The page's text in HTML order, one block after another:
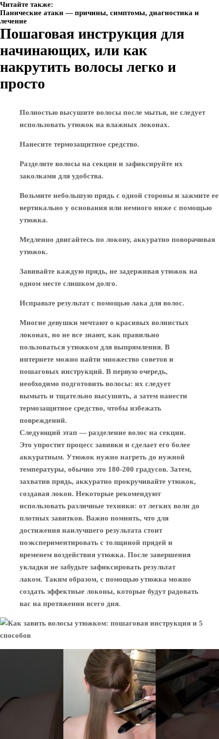
Читайте также:
Панические атаки — причины, симптомы, диагностика и
лечение
Пошаговая инструкция для
начинающих, или как
накрутить волосы легко и
просто
Полностью высушите волосы после мытья, не следует
использовать утюжок на влажных локонах.
Нанесите термозащитное средство.
Разделите волосы на секции и зафиксируйте их
заколками для удобства.
Возьмите небольшую прядь с одной стороны и зажмите ее
вертикально у основания или немного ниже с помощью
утюжка.
Медленно двигайтесь по локону, аккуратно поворачивая
утюжок.
Завивайте каждую прядь, не задерживая утюжок на
одном месте слишком долго.
Исправьте результат с помощью лака для волос.
Многие девушки мечтают о красивых волнистых
локонах, но не все знают, как правильно
пользоваться утюжком для выпрямления. В
интернете можно найти множество советов и
пошаговых инструкций. В первую очередь,
необходимо подготовить волосы: их следует
вымыть и тщательно высушить, а затем нанести
термозащитное средство, чтобы избежать
повреждений.
Следующий этап — разделение волос на секции.
Это упростит процесс завивки и сделает его более
аккуратным. Утюжок нужно нагреть до нужной
температуры, обычно это 180-200 градусов. Затем,
захватив прядь, аккуратно прокручивайте утюжок,
создавая локон. Некоторые рекомендуют
использовать различные техники: от легких волн до
плотных завитков. Важно помнить, что для
достижения наилучшего результата стоит
поэкспериментировать с толщиной прядей и
временем воздействия утюжка. После завершения
укладки не забудьте зафиксировать результат
лаком. Таким образом, с помощью утюжка можно
создать эффектные локоны, которые будут радовать
вас на протяжении всего дня.